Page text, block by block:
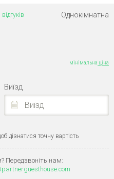
Однокімнатна
мінімальна ціна
Виїзд
Виїзд
дізнатися точну вартість
Передзвоніть нам: